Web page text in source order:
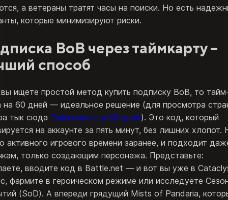
а ветераны тратят часы на поиски. Но есть
которые минимизируют риски.
ВоВ через таймкарту –
способ
ищете простой метод купить подписку ВоВ, то
на 60 дней — идеальное решение (для просмотра
тык сюда Тайм карта на 60 дней). Это код, который
на аккаунте за пять минут, без лишних хлопот.
активного игрового времени заранее, и подходит
только создающим персонажа. Представьте:
вводите код в Battle.net — и вот вы уже в
фармите в героическом режиме или исследуете
(SoD). А впереди грядущий Mists of Pandaria,